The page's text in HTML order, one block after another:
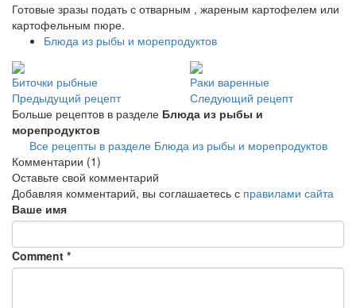
Готовые зразы подать с отварным , жареным картофелем или
картофельным пюре.
Блюда из рыбы и морепродуктов
Биточки рыбные
Предыдущий рецепт
Раки варенные
Следующий рецепт
Больше рецептов в разделе Блюда из рыбы и
морепродуктов
Все рецепты в разделе Блюда из рыбы и морепродуктов
Комментарии (1)
Оставьте свой комментарий
Добавляя комментарий, вы соглашаетесь с правилами сайта
Ваше имя
Comment *